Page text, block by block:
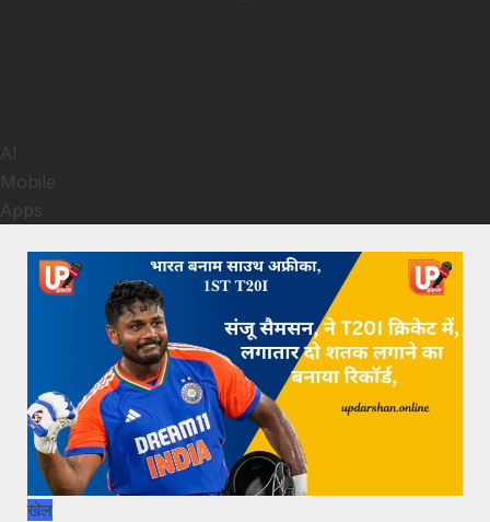
AI
Mobile
Apps
खेल